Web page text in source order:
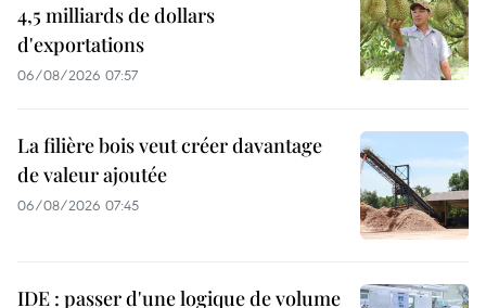
4,5 milliards de dollars
d'exportations
06/08/2026 07:57
La filière bois veut créer davantage
de valeur ajoutée
06/08/2026 07:45
IDE : passer d'une logique de volume